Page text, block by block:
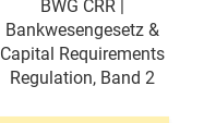
BWG CRR |
Bankwesengesetz &
Capital Requirements
Regulation, Band 2